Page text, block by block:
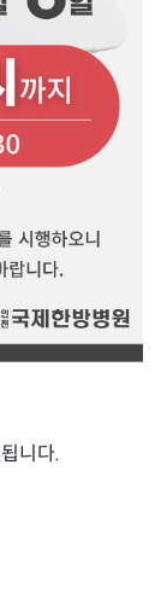
니다.